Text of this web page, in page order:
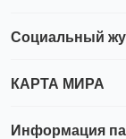
Социальный
КАРТА МИРА
Информация